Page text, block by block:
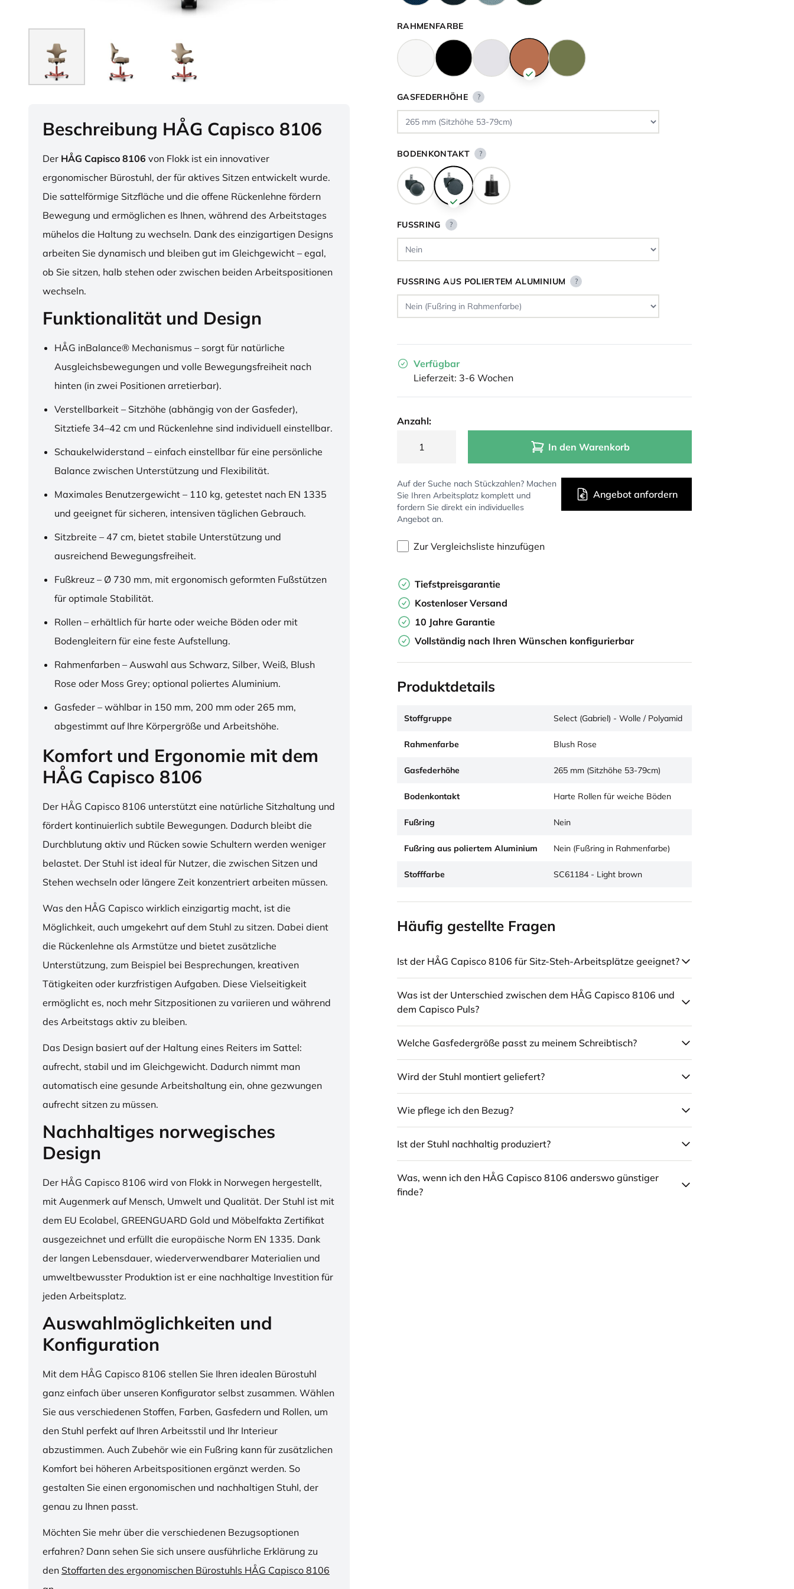
Beschreibung HÅG Capisco 8106
Der HÅG Capisco 8106 von Flokk ist ein innovativer
ergonomischer Bürostuhl, der für aktives Sitzen entwickelt wurde.
Die sattelförmige Sitzfläche und die offene Rückenlehne fördern
Bewegung und ermöglichen es Ihnen, während des Arbeitstages
mühelos die Haltung zu wechseln. Dank des einzigartigen Designs
arbeiten Sie dynamisch und bleiben gut im Gleichgewicht – egal,
ob Sie sitzen, halb stehen oder zwischen beiden Arbeitspositionen
wechseln.
Funktionalität und Design
HÅG inBalance® Mechanismus – sorgt für natürliche
Ausgleichsbewegungen und volle Bewegungsfreiheit nach
hinten (in zwei Positionen arretierbar).
Verstellbarkeit – Sitzhöhe (abhängig von der Gasfeder),
Sitztiefe 34–42 cm und Rückenlehne sind individuell einstellbar.
Schaukelwiderstand – einfach einstellbar für eine persönliche
Balance zwischen Unterstützung und Flexibilität.
Maximales Benutzergewicht – 110 kg, getestet nach EN 1335
und geeignet für sicheren, intensiven täglichen Gebrauch.
Sitzbreite – 47 cm, bietet stabile Unterstützung und
ausreichend Bewegungsfreiheit.
Fußkreuz – Ø 730 mm, mit ergonomisch geformten Fußstützen
für optimale Stabilität.
Rollen – erhältlich für harte oder weiche Böden oder mit
Bodengleitern für eine feste Aufstellung.
Rahmenfarben – Auswahl aus Schwarz, Silber, Weiß, Blush
Rose oder Moss Grey; optional poliertes Aluminium.
Gasfeder – wählbar in 150 mm, 200 mm oder 265 mm,
abgestimmt auf Ihre Körpergröße und Arbeitshöhe.
Komfort und Ergonomie mit dem
HÅG Capisco 8106
Der HÅG Capisco 8106 unterstützt eine natürliche Sitzhaltung und
fördert kontinuierlich subtile Bewegungen. Dadurch bleibt die
Durchblutung aktiv und Rücken sowie Schultern werden weniger
belastet. Der Stuhl ist ideal für Nutzer, die zwischen Sitzen und
Stehen wechseln oder längere Zeit konzentriert arbeiten müssen.
Was den HÅG Capisco wirklich einzigartig macht, ist die
Möglichkeit, auch umgekehrt auf dem Stuhl zu sitzen. Dabei dient
die Rückenlehne als Armstütze und bietet zusätzliche
Unterstützung, zum Beispiel bei Besprechungen, kreativen
Tätigkeiten oder kurzfristigen Aufgaben. Diese Vielseitigkeit
ermöglicht es, noch mehr Sitzpositionen zu variieren und während
des Arbeitstags aktiv zu bleiben.
Das Design basiert auf der Haltung eines Reiters im Sattel:
aufrecht, stabil und im Gleichgewicht. Dadurch nimmt man
automatisch eine gesunde Arbeitshaltung ein, ohne gezwungen
aufrecht sitzen zu müssen.
Nachhaltiges norwegisches
Design
Der HÅG Capisco 8106 wird von Flokk in Norwegen hergestellt,
mit Augenmerk auf Mensch, Umwelt und Qualität. Der Stuhl ist mit
dem EU Ecolabel, GREENGUARD Gold und Möbelfakta Zertifikat
ausgezeichnet und erfüllt die europäische Norm EN 1335. Dank
der langen Lebensdauer, wiederverwendbarer Materialien und
umweltbewusster Produktion ist er eine nachhaltige Investition für
jeden Arbeitsplatz.
Auswahlmöglichkeiten und
Konfiguration
Mit dem HÅG Capisco 8106 stellen Sie Ihren idealen Bürostuhl
ganz einfach über unseren Konfigurator selbst zusammen. Wählen
Sie aus verschiedenen Stoffen, Farben, Gasfedern und Rollen, um
den Stuhl perfekt auf Ihren Arbeitsstil und Ihr Interieur
abzustimmen. Auch Zubehör wie ein Fußring kann für zusätzlichen
Komfort bei höheren Arbeitspositionen ergänzt werden. So
gestalten Sie einen ergonomischen und nachhaltigen Stuhl, der
genau zu Ihnen passt.
Möchten Sie mehr über die verschiedenen Bezugsoptionen
erfahren? Dann sehen Sie sich unsere ausführliche Erklärung zu
den Stoffarten des ergonomischen Bürostuhls HÅG Capisco 8106
RAHMENFARBE
GASFEDERHÖHE ?
BODENKONTAKT ?
FUSSRING ?
FUSSRING AUS POLIERTEM ALUMINIUM ?
Verfügbar
Lieferzeit: 3-6 Wochen
Anzahl:
In den Warenkorb
Auf der Suche nach Stückzahlen? Machen
Sie Ihren Arbeitsplatz komplett und
fordern Sie direkt ein individuelles
Angebot an.
Angebot anfordern
Zur Vergleichsliste hinzufügen
Tiefstpreisgarantie
Kostenloser Versand
10 Jahre Garantie
Vollständig nach Ihren Wünschen konfigurierbar
Produktdetails
Stoffgruppe Select (Gabriel) - Wolle / Polyamid
Rahmenfarbe Blush Rose
Gasfederhöhe 265 mm (Sitzhöhe 53-79cm)
Bodenkontakt Harte Rollen für weiche Böden
Fußring Nein
Fußring aus poliertem Aluminium Nein (Fußring in Rahmenfarbe)
Stofffarbe SC61184 - Light brown
Häufig gestellte Fragen
Ist der HÅG Capisco 8106 für Sitz-Steh-Arbeitsplätze geeignet?
Was ist der Unterschied zwischen dem HÅG Capisco 8106 und
dem Capisco Puls?
Welche Gasfedergröße passt zu meinem Schreibtisch?
Wird der Stuhl montiert geliefert?
Wie pflege ich den Bezug?
Ist der Stuhl nachhaltig produziert?
Was, wenn ich den HÅG Capisco 8106 anderswo günstiger
finde?